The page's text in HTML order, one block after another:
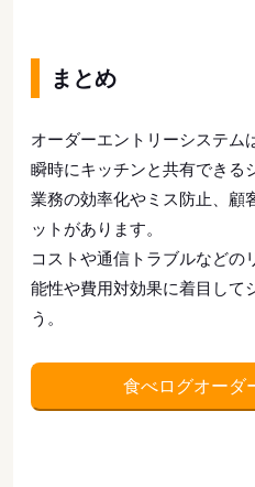
まとめ
オーダーエントリーシステム
瞬時にキッチンと共有できる
業務の効率化やミス防止、顧
ットがあります。
コストや通信トラブルなどの
能性や費用対効果に着目して
う。
食べログオーダ